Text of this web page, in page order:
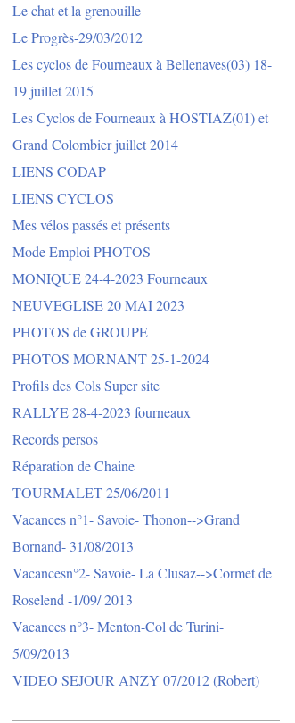
Le chat et la grenouille
Le Progrès-29/03/2012
Les cyclos de Fourneaux à Bellenaves(03) 18-
19 juillet 2015
Les Cyclos de Fourneaux à HOSTIAZ(01) et
Grand Colombier juillet 2014
LIENS CODAP
LIENS CYCLOS
Mes vélos passés et présents
Mode Emploi PHOTOS
MONIQUE 24-4-2023 Fourneaux
NEUVEGLISE 20 MAI 2023
PHOTOS de GROUPE
PHOTOS MORNANT 25-1-2024
Profils des Cols Super site
RALLYE 28-4-2023 fourneaux
Records persos
Réparation de Chaine
TOURMALET 25/06/2011
Vacances n°1- Savoie- Thonon-->Grand
Bornand- 31/08/2013
Vacancesn°2- Savoie- La Clusaz-->Cormet de
Roselend -1/09/ 2013
Vacances n°3- Menton-Col de Turini-
5/09/2013
VIDEO SEJOUR ANZY 07/2012 (Robert)